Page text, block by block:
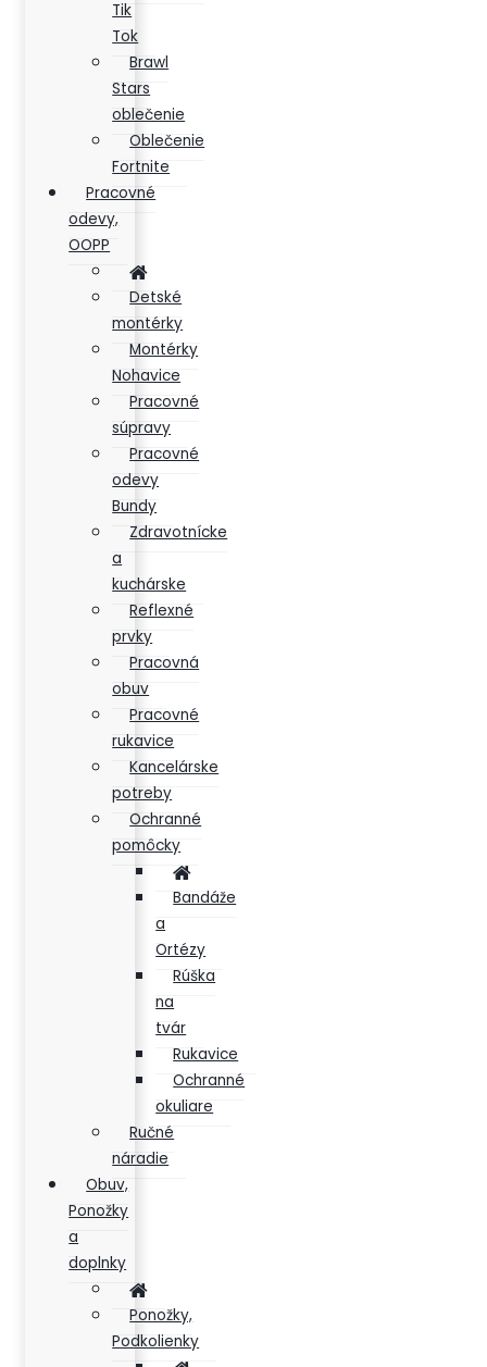
Tik
Tok
Brawl
Stars
oblečenie
Oblečenie
Fortnite
Pracovné
odevy,
OOPP
Detské
montérky
Montérky
Nohavice
Pracovné
súpravy
Pracovné
odevy
Bundy
Zdravotnícke
a
kuchárske
Reflexné
prvky
Pracovná
obuv
Pracovné
rukavice
Kancelárske
potreby
Ochranné
pomôcky
Bandáže
a
Ortézy
Rúška
na
tvár
Rukavice
Ochranné
okuliare
Ručné
náradie
Obuv,
Ponožky
a
doplnky
Ponožky,
Podkolienky